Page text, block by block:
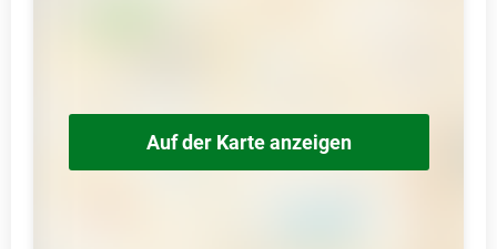
Auf der Karte anzeigen